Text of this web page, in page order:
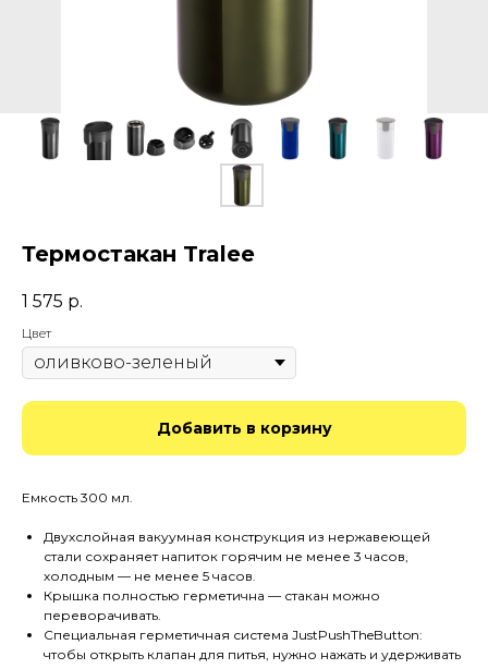
Термостакан Tralee
1 575 р.
Цвет
Добавить в корзину
Емкость 300 мл.
Двухслойная вакуумная конструкция из нержавеющей
стали сохраняет напиток горячим не менее 3 часов,
холодным — не менее 5 часов.
Крышка полностью герметична — стакан можно
переворачивать.
Специальная герметичная система JustPushTheButton:
чтобы открыть клапан для питья, нужно нажать и удерживать